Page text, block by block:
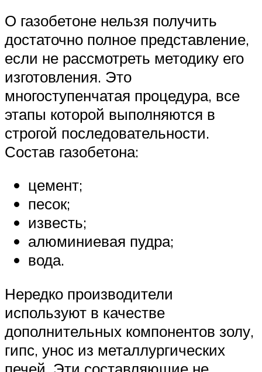
О газобетоне нельзя получить
достаточно полное представление,
если не рассмотреть методику его
изготовления. Это
многоступенчатая процедура, все
этапы которой выполняются в
строгой последовательности.
Состав газобетона:
цемент;
песок;
известь;
алюминиевая пудра;
вода.
Нередко производители
используют в качестве
дополнительных компонентов золу,
гипс, унос из металлургических